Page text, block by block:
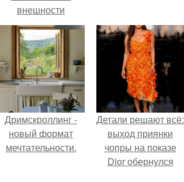
внешности
актрисы.
Дримскроллинг -
новый формат
мечтательности.
Детали решают всё:
выход приянки
чопры на показе
Dior обернулся